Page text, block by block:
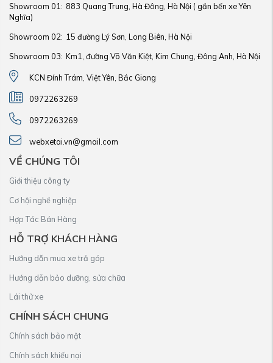
Showroom 01: 883 Quang Trung, Hà Đông, Hà Nội ( gần bến xe Yên
Nghĩa)
Showroom 02: 15 đường Lý Sơn, Long Biên, Hà Nội
Showroom 03: Km1, đường Võ Văn Kiệt, Kim Chung, Đông Anh, Hà Nội
KCN Đính Trám, Việt Yên, Bắc Giang
0972263269
0972263269
webxetai.vn@gmail.com
VỀ CHÚNG TÔI
Giới thiệu công ty
Cơ hội nghề nghiệp
Hợp Tác Bán Hàng
HỖ TRỢ KHÁCH HÀNG
Hướng dẫn mua xe trả góp
Hướng dẫn bảo dưỡng, sửa chữa
Lái thử xe
CHÍNH SÁCH CHUNG
Chính sách bảo mật
Chính sách khiếu nại